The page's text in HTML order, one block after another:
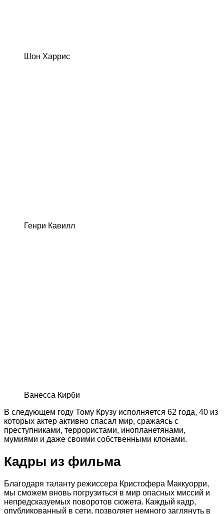
Шон Харрис
Генри Кавилл
Ванесса Кирби
В следующем году Тому Крузу исполняется 62 года, 40 из
которых актер активно спасал мир, сражаясь с
преступниками, террористами, инопланетянами,
мумиями и даже своими собственными клонами.
Кадры из фильма
Благодаря таланту режиссера Кристофера Маккуорри,
мы сможем вновь погрузиться в мир опасных миссий и
непредсказуемых поворотов сюжета. Каждый кадр,
опубликованный в сети, позволяет немного заглянуть в